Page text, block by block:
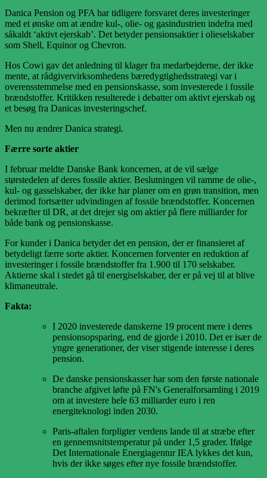
Danica Pension og PFA har tidligere forsvaret deres investeringer
med et ønske om at ændre kul-, olie- og gasindustrien indefra med
såkaldt ‘aktivt ejerskab’. Det betyder pensionsaktier i olieselskaber
som Shell, Equinor og Chevron.
Hos Cowi gav det anledning til klager fra medarbejderne, der ikke
mente, at rådgivervirksomhedens bæredygtighedsstrategi var i
overensstemmelse med en pensionskasse, som investerede i fossile
brændstoffer. Kritikken resulterede i debatter om aktivt ejerskab og
et besøg fra Danicas investeringschef.
Men nu ændrer Danica strategi.
Færre sorte aktier
I februar meldte Danske Bank koncernen, at de vil sælge
størstedelen af deres fossile aktier. Beslutningen vil ramme de olie-,
kul- og gasselskaber, der ikke har planer om en grøn transition, men
derimod fortsætter udvindingen af fossile brændstoffer. Koncernen
bekræfter til DR, at det drejer sig om aktier på flere milliarder for
både bank og pensionskasse.
For kunder i Danica betyder det en pension, der er finansieret af
betydeligt færre sorte aktier. Koncernen forventer en reduktion af
investeringer i fossile brændstoffer fra 1.900 til 170 selskaber.
Aktierne skal i stedet gå til energiselskaber, der er på vej til at blive
klimaneutrale.
Fakta:
I 2020 investerede danskerne 19 procent mere i deres
pensionsopsparing, end de gjorde i 2010. Det er især de
yngre generationer, der viser stigende interesse i deres
pension.
De danske pensionskasser har som den første nationale
branche afgivet løfte på FN's Generalforsamling i 2019
om at investere hele 63 milliarder euro i ren
energiteknologi inden 2030.
Paris-aftalen forpligter verdens lande til at stræbe efter
en gennemsnitstemperatur på under 1,5 grader. Ifølge
Det Internationale Energiagentur IEA lykkes det kun,
hvis der ikke søges efter nye fossile brændstoffer.